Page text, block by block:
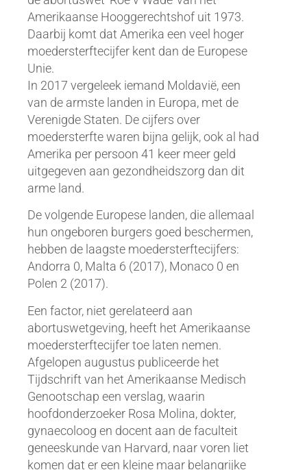
Amerikaanse Hooggerechtshof uit 1973.
Daarbij komt dat Amerika een veel hoger
moedersterftecijfer kent dan de Europese
Unie.
In 2017 vergeleek iemand Moldavië, een
van de armste landen in Europa, met de
Verenigde Staten. De cijfers over
moedersterfte waren bijna gelijk, ook al had
Amerika per persoon 41 keer meer geld
uitgegeven aan gezondheidszorg dan dit
arme land.
De volgende Europese landen, die allemaal
hun ongeboren burgers goed beschermen,
hebben de laagste moedersterftecijfers:
Andorra 0, Malta 6 (2017), Monaco 0 en
Polen 2 (2017).
Een factor, niet gerelateerd aan
abortuswetgeving, heeft het Amerikaanse
moedersterftecijfer toe laten nemen.
Afgelopen augustus publiceerde het
Tijdschrift van het Amerikaanse Medisch
Genootschap een verslag, waarin
hoofdonderzoeker Rosa Molina, dokter,
gynaecoloog en docent aan de faculteit
geneeskunde van Harvard, naar voren liet
komen dat er een kleine maar belangrijke